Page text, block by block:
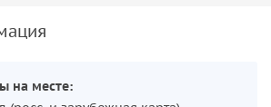
на месте: